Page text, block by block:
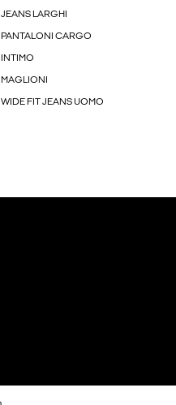
JEANS LARGHI
PANTALONI CARGO
INTIMO
MAGLIONI
WIDE FIT JEANS UOMO